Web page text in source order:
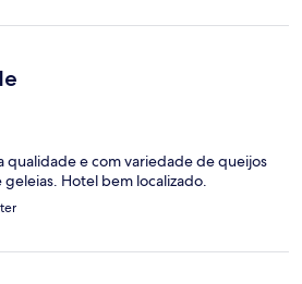
qualidade e com variedade de queijos
Hotel bem localizado.